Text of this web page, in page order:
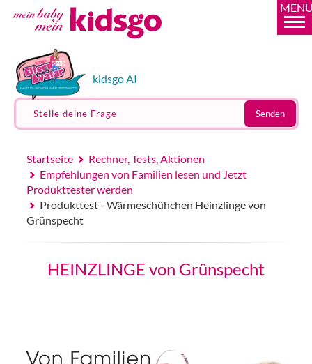
kidsgo AI
Stelle deine Frage Senden
Startseite
Rechner, Tests, Aktionen
Empfehlungen von Familien lesen und Jetzt
Produkttester werden
Produkttest - Wärmeschühchen Heinzlinge von
Grünspecht
HEINZLINGE von Grünspecht